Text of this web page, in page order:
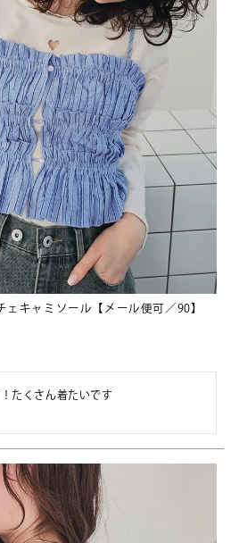
ェキャミソール【メール便可／90】
たくさん着たいです